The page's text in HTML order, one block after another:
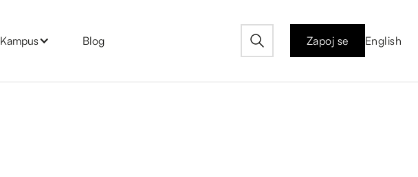
Kampus Blog Zapoj se English